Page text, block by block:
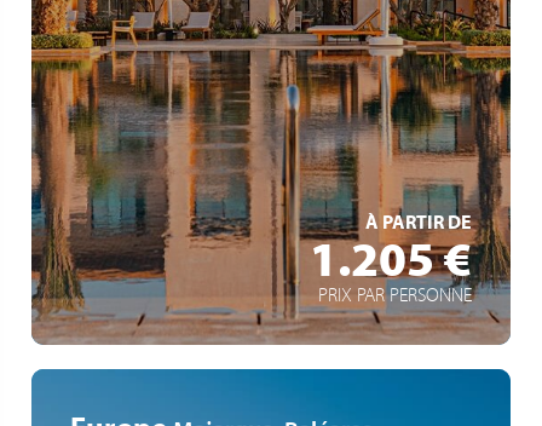
À PARTIR DE
1.205 €
PRIX PAR PERSONNE
Emplacement en bord de mer
Spa & bien-être
Nombreuses activités
EN SAVOIR +